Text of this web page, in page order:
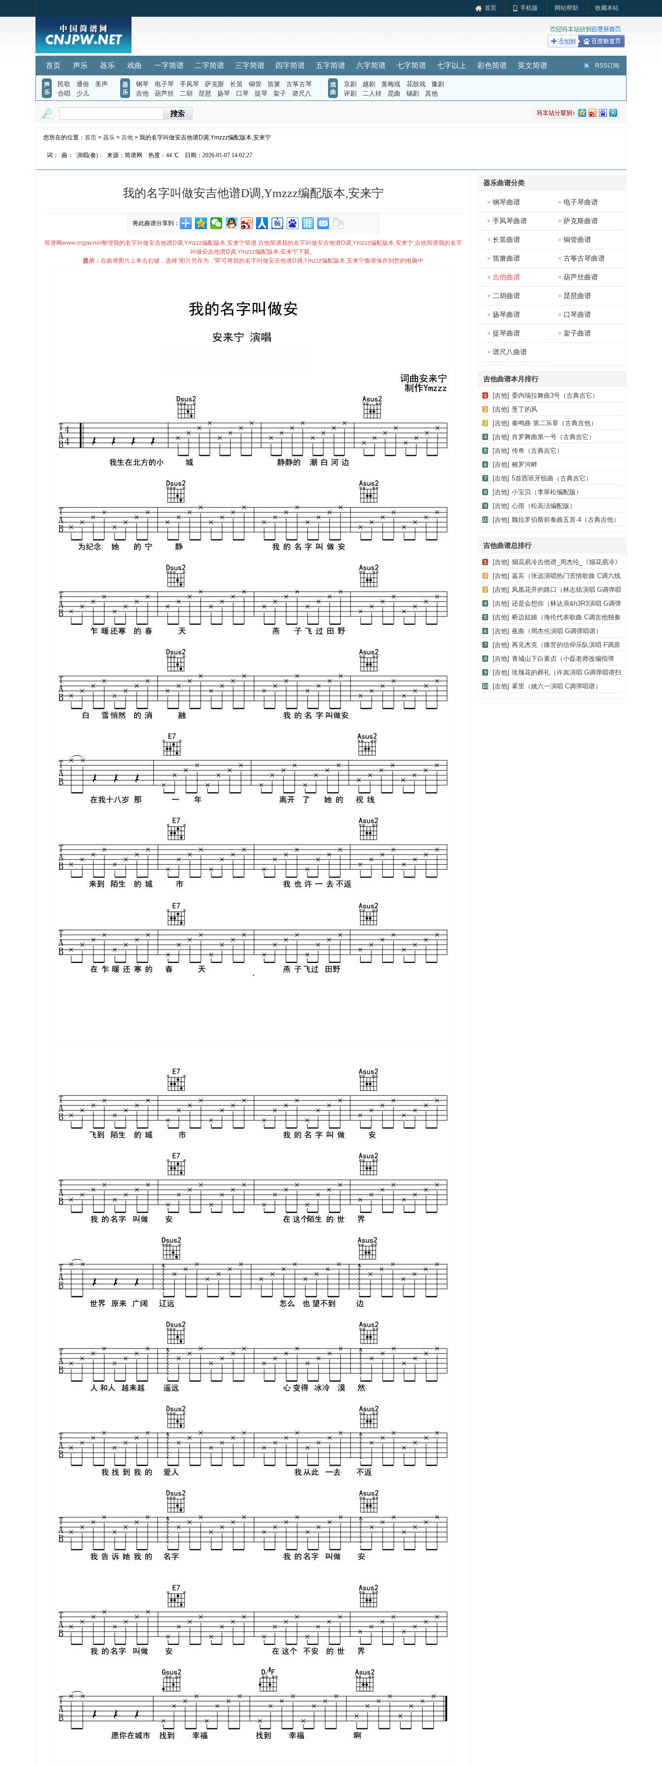
首页 手机版 网站帮助 收藏本站
首页 声乐 器乐 戏曲 一字简谱 二字简谱 三字简谱 四字简谱 五字简谱 六字简谱 七字简谱 七字以上 彩色简谱 英文简谱 RSS订阅
声
乐
民歌 通俗
美声
合唱
少儿
器
乐
钢琴 电子琴 手风琴 萨克斯 长笛 铜管 笛箫
古筝古琴
吉他
葫芦丝 二胡 琵琶 扬琴 口琴 提琴 架子 谱尺八
戏
曲
京剧 越剧 黄梅戏 花鼓戏
豫剧
评剧
二人转 昆曲 锡剧 其他
您所在的位置： 首页 > 器乐 > 吉他 > 我的名字叫做安吉他谱D调,Ymzzz编配版本,安来宁
词： 曲： 演唱(奏)： 来源：简谱网 热度： 44 ℃ 日期：2026-01-07 14:02:27
我的名字叫做安吉他谱D调,Ymzzz编配版本,安来宁
将此曲谱分享到：
简谱网www.cnjpw.net整理我的名字叫做安吉他谱D调,Ymzzz编配版本,安来宁简谱,吉他简谱我的名字叫做安吉他谱D调,Ymzzz编配版本,安来宁,吉他简谱我的名字
叫做安吉他谱D调,Ymzzz编配版本,安来宁下载。
提示： 在曲谱图片上单击右键，选择“图片另存为...”即可将我的名字叫做安吉他谱D调,Ymzzz编配版本,安来宁曲谱保存到您的电脑中
器乐曲谱分类
钢琴曲谱 电子琴曲谱
手风琴曲谱 萨克斯曲谱
长笛曲谱 铜管曲谱
笛箫曲谱 古筝古琴曲谱
吉他曲谱 葫芦丝曲谱
二胡曲谱 琵琶曲谱
扬琴曲谱 口琴曲谱
提琴曲谱 架子曲谱
谱尺八曲谱
吉他曲谱本月排行
[吉他] 委内瑞拉舞曲3号（古典吉它）
[吉他] 垦丁的风
[吉他] 奏鸣曲·第二乐章（古典吉他）
[吉他] 肖罗舞曲第一号（古典吉它）
[吉他] 传奇（古典吉它）
[吉他] 梭罗河畔
[吉他] 5首西班牙组曲（古典吉它）
[吉他] 小宝贝（李翠松编配版）
[吉他] 心雨（松高洁编配版）
[吉他] 魏拉罗伯斯前奏曲五首·4（古典吉他）
吉他曲谱总排行
[吉他] 烟花易冷吉他谱_周杰伦_《烟花易冷》
C调弹唱谱_高清六线谱
[吉他] 嘉宾（张远演唱热门苦情歌曲 C调六线
弹唱谱）
[吉他] 凤凰花开的路口（林志炫演唱 G调弹唱
谱）
[吉他] 还是会想你（林达浪&h3R3演唱 G调弹
唱六线谱）
[吉他] 桥边姑娘（海伦代表歌曲 C调吉他独奏
谱）
[吉他] 夜曲（周杰伦演唱 G调弹唱谱）
[吉他] 再见杰克（痛苦的信仰乐队演唱 F调原
调版）
[吉他] 青城山下白素贞（小磊老师改编指弹
谱）
[吉他] 玫瑰花的葬礼（许嵩演唱 G调弹唱谱扫
弦+拍弦）
[吉他] 雾里（姚六一演唱 C调弹唱谱）